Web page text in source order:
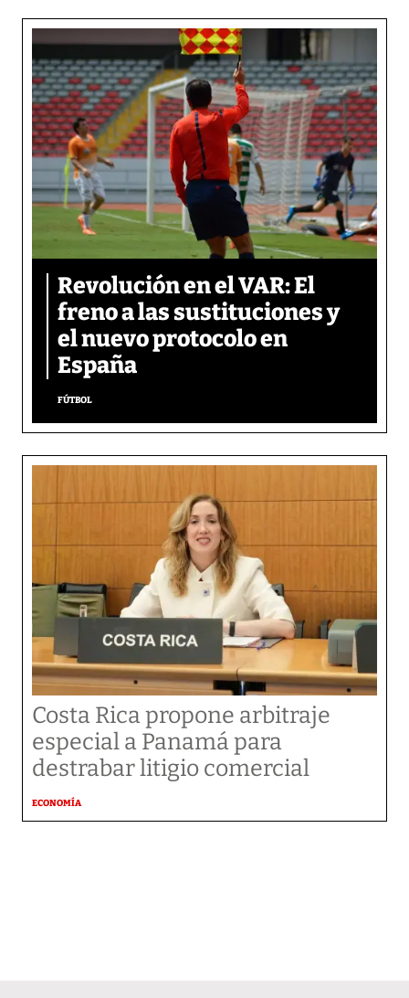
Revolución en el VAR: El
freno a las sustituciones y
el nuevo protocolo en
España
FÚTBOL
Costa Rica propone arbitraje
especial a Panamá para
destrabar litigio comercial
ECONOMÍA